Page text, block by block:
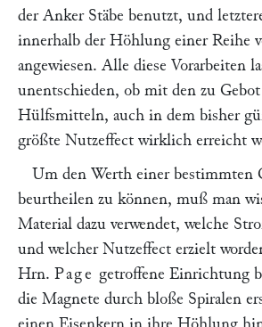
der Anker Stäbe benutzt, und
innerhalb der Höhlung einer Reihe
angewiesen. Alle diese Vorarbeiten
unentschieden, ob mit den zu
Hülfsmitteln, auch in dem bisher
größte Nutzeffect wirklich erreicht
Um den Werth einer bestimmten
beurtheilen zu können, muß man
Material dazu verwendet, welche
und welcher Nutzeffect erzielt
Hrn. Page getroffene Einrichtung
die Magnete durch bloße Spiralen